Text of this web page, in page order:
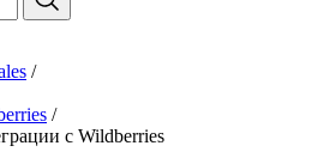
/
/
с Wildberries